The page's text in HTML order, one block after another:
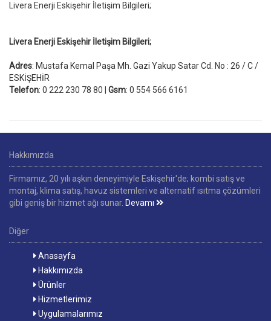
Livera Enerji Eskişehir İletişim Bilgileri;
Livera Enerji Eskişehir İletişim Bilgileri;
Adres: Mustafa Kemal Paşa Mh. Gazi Yakup Satar Cd. No : 26 / C /
ESKİŞEHİR
Telefon: 0 222 230 78 80 | Gsm: 0 554 566 6161
Hakkımızda
Firmamız, 20 yılı aşkın deneyimiyle Eskişehir'de; kombi satış ve
montaj, klima satış, havuz sistemleri ve alternatif ısıtma çözümleri
gibi geniş bir hizmet ağı sunar. Devamı
Diğer
Anasayfa
Hakkımızda
Ürünler
Hizmetlerimiz
Uygulamalarımız